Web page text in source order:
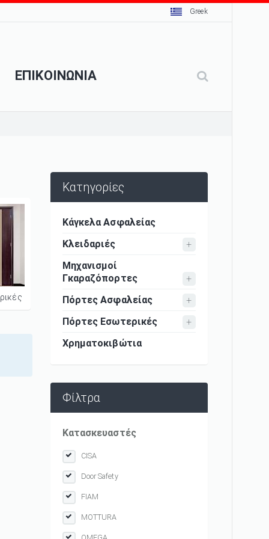
Greek
ΕΠΙΚΟΙΝΩΝΙΑ
Κατηγορίες
Κάγκελα Ασφαλείας
Κλειδαριές
Μηχανισμοί
Γκαραζόπορτες
Πόρτες Ασφαλείας
Πόρτες Εσωτερικές
Χρηματοκιβώτια
Φίλτρα
Κατασκευαστές
CISA
Door Safety
FIAM
MOTTURA